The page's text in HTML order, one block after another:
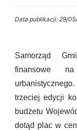
Data publikacji: 29/
Samorząd
finansowe
trzeciej edycji
budżetu
dotąd plac w